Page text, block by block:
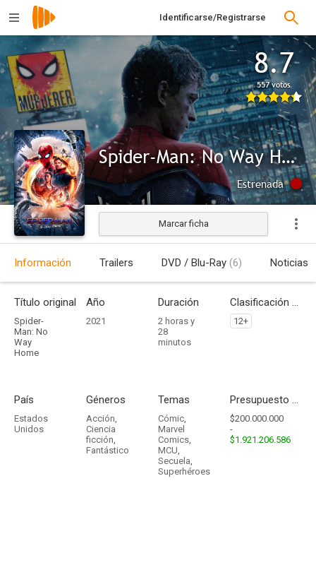
Identificarse/Registrarse
8.7
557 votos
Spider-Man: No Way Home
Estrenada
Marcar ficha
Información Trailers DVD / Blu-Ray (6) Noticias
Título original
Spider-
Man: No
Way
Home
Año
2021
Duración
2 horas y
28
minutos
Clasificación por edades
12+
País
Estados
Unidos
Géneros
Acción,
Ciencia
ficción,
Fantástico
Temas
Cómic,
Marvel
Comics,
MCU,
Secuela,
Superhéroes
Presupuesto - Ingresos
$200.000.000
-
$1.921.206.586